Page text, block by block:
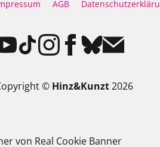
AGB
© Hinz&Kunzt2026
von Real Cookie Banner